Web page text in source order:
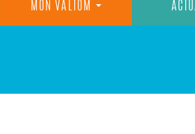
MON VALTOM